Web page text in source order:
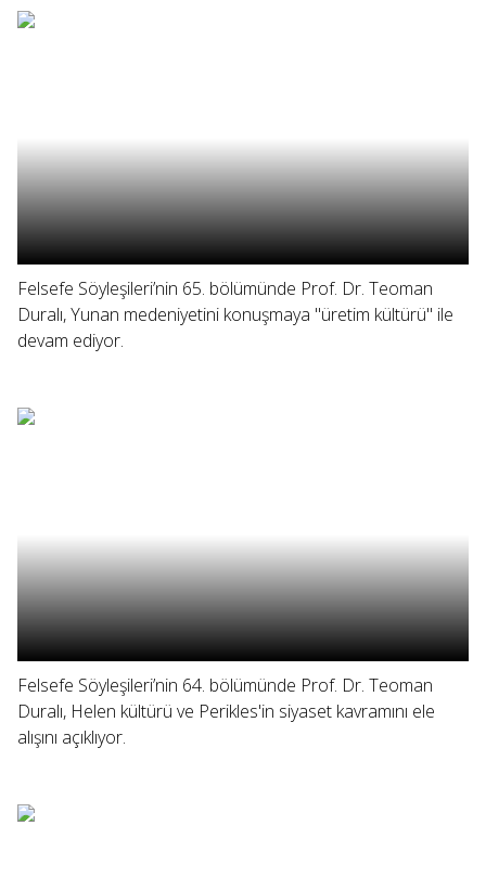
Felsefe Söyleşileri’nin 65. bölümünde Prof. Dr. Teoman
Duralı, Yunan medeniyetini konuşmaya "üretim kültürü" ile
devam ediyor.
Felsefe Söyleşileri’nin 64. bölümünde Prof. Dr. Teoman
Duralı, Helen kültürü ve Perikles'in siyaset kavramını ele
alışını açıklıyor.